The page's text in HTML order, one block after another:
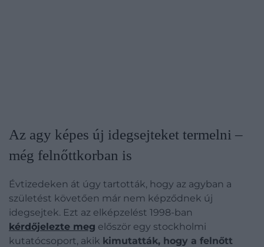
Az agy képes új idegsejteket termelni –
még felnőttkorban is
Évtizedeken át úgy tartották, hogy az agyban a
születést követően már nem képződnek új
idegsejtek. Ezt az elképzelést 1998-ban
kérdőjelezte meg először egy stockholmi
kutatócsoport, akik kimutatták, hogy a felnőtt